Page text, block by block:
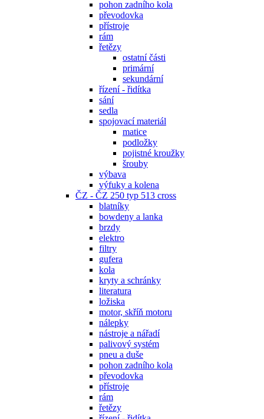
pohon zadního kola
převodovka
přístroje
rám
řetězy
ostatní části
primární
sekundární
řízení - řidítka
sání
sedla
spojovací materiál
matice
podložky
pojistné kroužky
šrouby
výbava
výfuky a kolena
ČZ - ČZ 250 typ 513 cross
blatníky
bowdeny a lanka
brzdy
elektro
filtry
gufera
kola
kryty a schránky
literatura
ložiska
motor, skříň motoru
nálepky
nástroje a nářadí
palivový systém
pneu a duše
pohon zadního kola
převodovka
přístroje
rám
řetězy